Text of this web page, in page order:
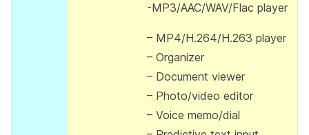
-MP3/AAC/WAV/Flac player
– MP4/H.264/H.263 player
– Organizer
– Document viewer
– Photo/video editor
– Voice memo/dial